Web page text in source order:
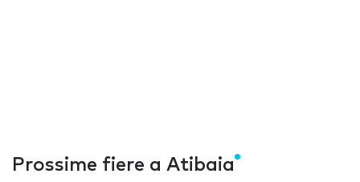
Prossime fiere a Atibaia